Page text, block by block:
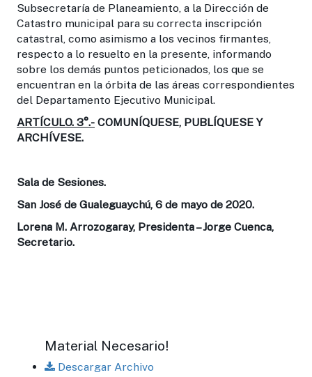
Subsecretaría de Planeamiento, a la Dirección de
Catastro municipal para su correcta inscripción
catastral, como asimismo a los vecinos firmantes,
respecto a lo resuelto en la presente, informando
sobre los demás puntos peticionados, los que se
encuentran en la órbita de las áreas correspondientes
del Departamento Ejecutivo Municipal.
ARTÍCULO. 3°.- COMUNÍQUESE, PUBLÍQUESE Y
ARCHÍVESE.
Sala de Sesiones.
San José de Gualeguaychú, 6 de mayo de 2020.
Lorena M. Arrozogaray, Presidenta – Jorge Cuenca,
Secretario.
Material Necesario!
Descargar Archivo